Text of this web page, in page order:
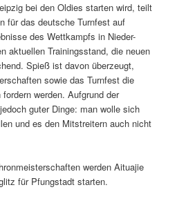
bei den Oldies starten wird, teilt
für das deutsche Turnfest auf
des Wettkampfs in Nieder-
aktuellen Trainingsstand, die neuen
Spieß ist davon überzeugt,
sowie das Turnfest die
werden. Aufgrund der
guter Dinge: man wolle sich
und es den Mitstreitern auch nicht
werden Aituajie
für Pfungstadt starten.